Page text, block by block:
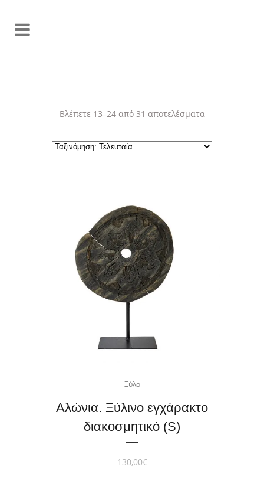
Βλέπετε 13–24 από 31 αποτελέσματαSorted
by
Ξύλο
Αλώνια. Ξύλινο εγχάρακτο
διακοσμητικό (S)
130,00€